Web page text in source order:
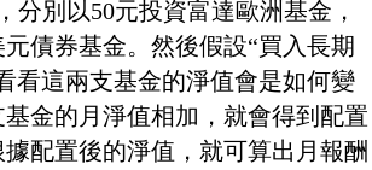
分別以50元投資富達歐洲基金，
債券基金。然後假設“買入長期
看這兩支基金的淨值會是如何變
金的月淨值相加，就會得到配置
配置後的淨值，就可算出月報酬